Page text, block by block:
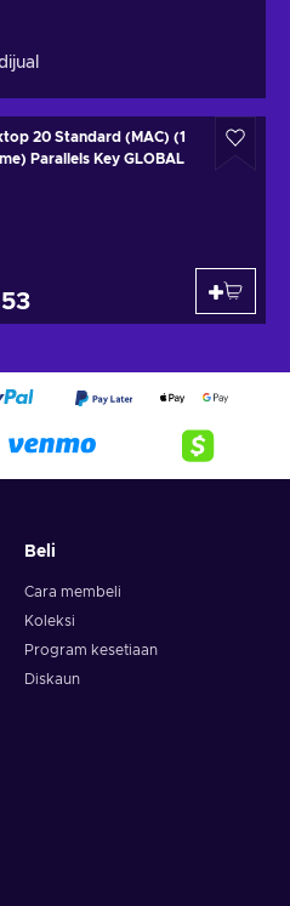
20 Standard (MAC) (1
Parallels Key GLOBAL
Beli
Cara membeli
Koleksi
Program kesetiaan
Diskaun